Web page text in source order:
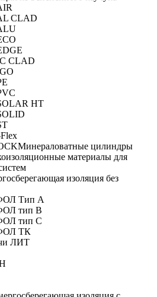
CLAD
CLAD
HT
Минераловатные цилиндры
материалы для
изоляция без
Тип А
тип В
тип C
ТК
ЛИТ